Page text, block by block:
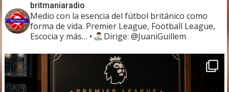
britmaniaradio
Medio con la esencia del fútbol británico como
forma de vida. Premier League, Football League,
Escocia y más… • Dirige: @JuaniGuillem